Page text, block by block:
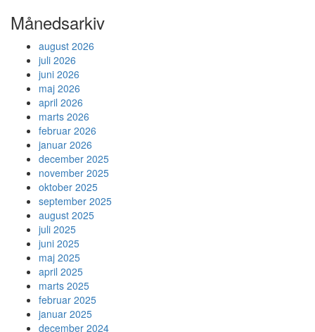
Månedsarkiv
august 2026
juli 2026
juni 2026
maj 2026
april 2026
marts 2026
februar 2026
januar 2026
december 2025
november 2025
oktober 2025
september 2025
august 2025
juli 2025
juni 2025
maj 2025
april 2025
marts 2025
februar 2025
januar 2025
december 2024